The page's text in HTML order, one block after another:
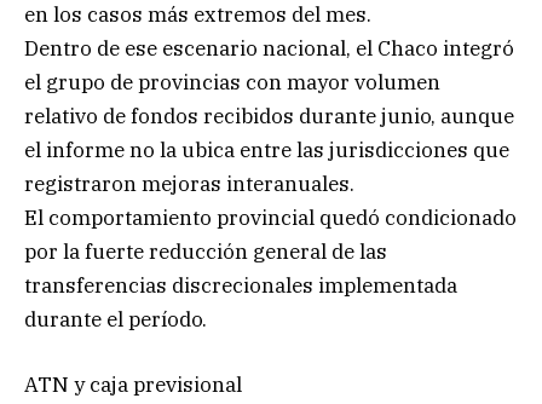
en los casos más extremos del mes.
Dentro de ese escenario nacional, el Chaco integró
el grupo de provincias con mayor volumen
relativo de fondos recibidos durante junio, aunque
el informe no la ubica entre las jurisdicciones que
registraron mejoras interanuales.
El comportamiento provincial quedó condicionado
por la fuerte reducción general de las
transferencias discrecionales implementada
durante el período.
ATN y caja previsional